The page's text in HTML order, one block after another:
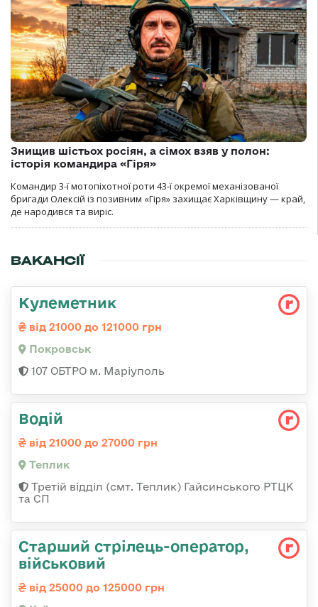
Знищив шістьох росіян, а сімох взяв у полон:
історія командира «Гіря»
Командир 3-ї мотопіхотної роти 43-ї окремої механізованої
бригади Олексій із позивним «Гіря» захищає Харківщину — край,
де народився та виріс.
ВАКАНСІЇ
Кулеметник
від 21000 до 121000 грн
Покровськ
107 ОБТРО м. Маріуполь
Водій
від 21000 до 27000 грн
Теплик
Третій відділ (смт. Теплик) Гайсинського РТЦК
та СП
Стаpший стpілець-опеpатоp,
військовий
від 25000 до 125000 грн